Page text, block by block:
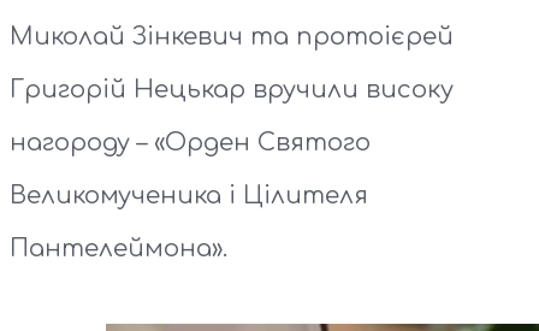
Миколай Зінкевич та протоієрей
Григорій Нецькар вручили високу
нагороду – «Орден Святого
Великомученика і Цілителя
Пантелеймона».